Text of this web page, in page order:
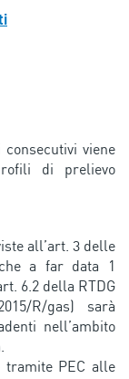
viene
di prelievo
all’art. 3 delle
a far data 1
6.2 della RTDG
R/gas) sarà
nell’ambito
tramite PEC alle